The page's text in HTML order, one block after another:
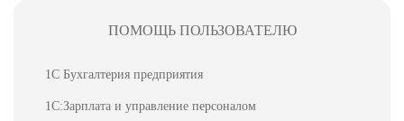
ПОМОЩЬ ПОЛЬЗОВАТЕЛЮ
1С Бухгалтерия предприятия
1С:Зарплата и управление персоналом